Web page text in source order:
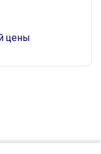
цены